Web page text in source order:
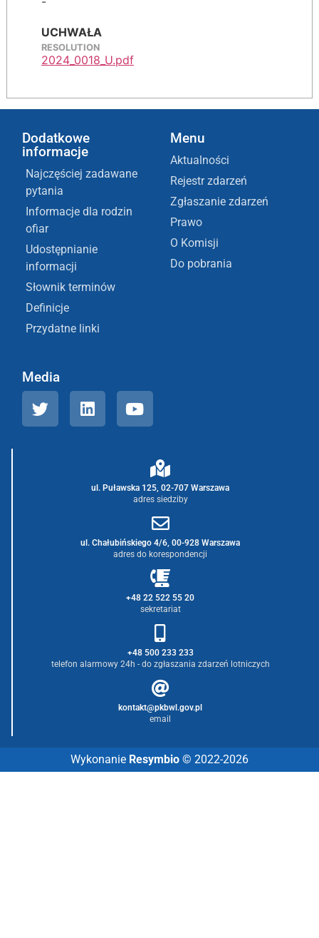
UCHWAŁA
RESOLUTION
2024_0018_U.pdf
Dodatkowe
informacje
Najczęściej zadawane
pytania
Informacje dla rodzin
ofiar
Udostępnianie
informacji
Słownik terminów
Definicje
Przydatne linki
Menu
Aktualności
Rejestr zdarzeń
Zgłaszanie zdarzeń
Prawo
O Komisji
Do pobrania
Media
ul. Puławska 125, 02-707 Warszawa
adres siedziby
ul. Chałubińskiego 4/6, 00-928 Warszawa
adres do korespondencji
+48 22 522 55 20
sekretariat
+48 500 233 233
telefon alarmowy 24h - do zgłaszania zdarzeń lotniczych
kontakt@pkbwl.gov.pl
email
Wykonanie Resymbio © 2022-2026